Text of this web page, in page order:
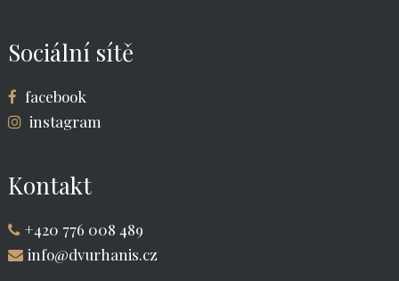
Sociální sítě
facebook
instagram
Kontakt
+420 776 008 489
info@dvurhanis.cz